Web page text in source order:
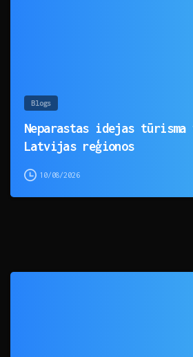
Blogs
Neparastas idejas tūrisma
Latvijas reģionos
10/08/2026